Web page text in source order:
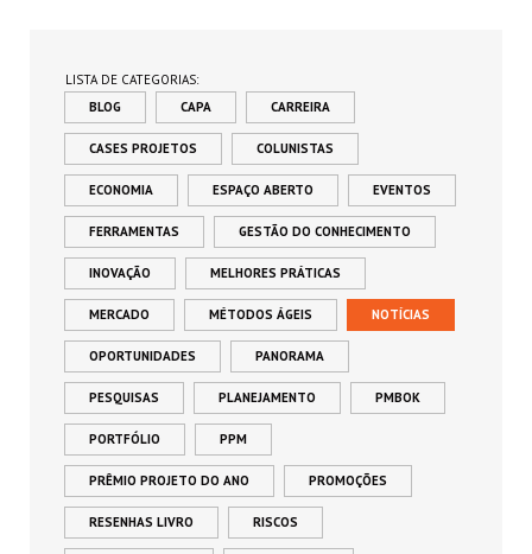
LISTA DE CATEGORIAS:
BLOG
CAPA CARREIRA
CASES PROJETOS COLUNISTAS
ECONOMIA ESPAÇO ABERTO EVENTOS
FERRAMENTAS GESTÃO DO CONHECIMENTO
INOVAÇÃO MELHORES PRÁTICAS
MERCADO MÉTODOS ÁGEIS NOTÍCIAS
OPORTUNIDADES PANORAMA
PESQUISAS PLANEJAMENTO PMBOK
PORTFÓLIO PPM
PRÊMIO PROJETO DO ANO PROMOÇÕES
RESENHAS LIVRO RISCOS